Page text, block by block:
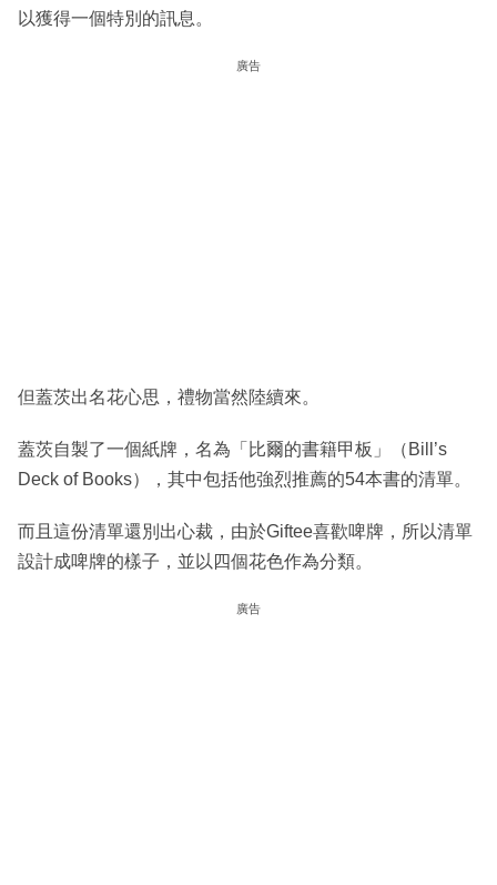
以獲得一個特別的訊息。
廣告
但蓋茨出名花心思，禮物當然陸續來。
蓋茨自製了一個紙牌，名為「比爾的書籍甲板」（Bill’s
Deck of Books），其中包括他強烈推薦的54本書的清單。
而且這份清單還別出心裁，由於Giftee喜歡啤牌，所以清單
設計成啤牌的樣子，並以四個花色作為分類。
廣告